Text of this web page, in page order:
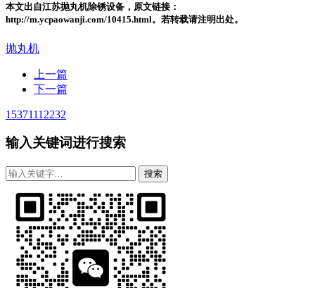
本文出自江苏抛丸机除锈设备，原文链接：
http://m.ycpaowanji.com/10415.html。若转载请注明出处。
抛丸机
上一篇
下一篇
15371112232
输入关键词进行搜索